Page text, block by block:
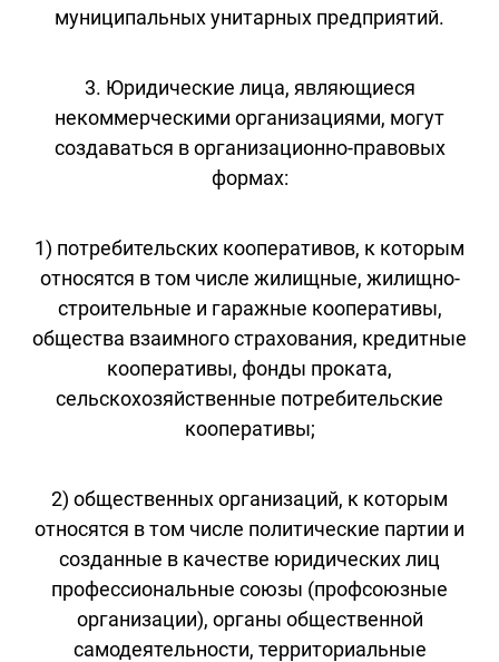
муниципальных унитарных предприятий.
3. Юридические лица, являющиеся
некоммерческими организациями, могут
создаваться в организационно-правовых
формах:
1) потребительских кооперативов, к которым
относятся в том числе жилищные, жилищно-
строительные и гаражные кооперативы,
общества взаимного страхования, кредитные
кооперативы, фонды проката,
сельскохозяйственные потребительские
кооперативы;
2) общественных организаций, к которым
относятся в том числе политические партии и
созданные в качестве юридических лиц
профессиональные союзы (профсоюзные
организации), органы общественной
самодеятельности, территориальные